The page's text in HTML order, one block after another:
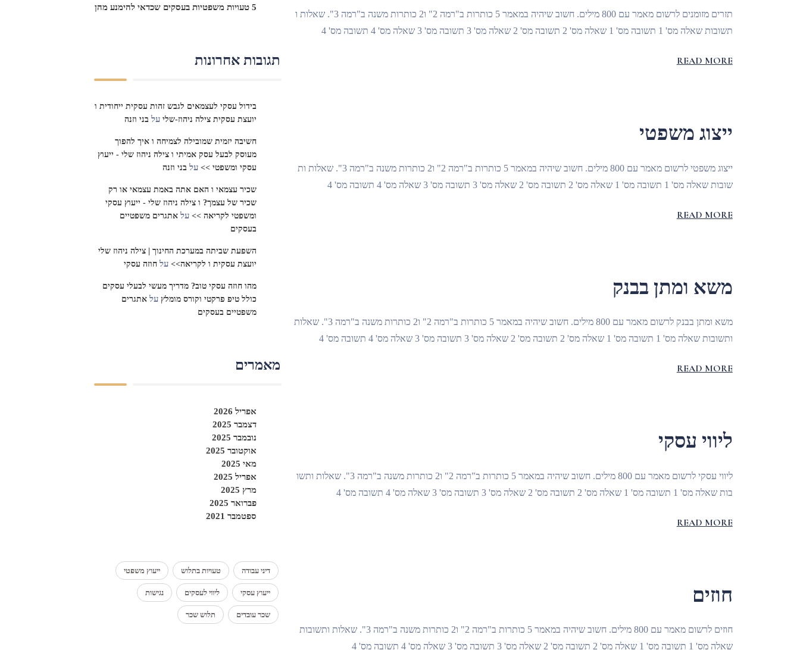
תזרים מזומנים לרשום מאמר עם 800 מילים. חשוב שיהיה במאמר 5 כותרות ב"רמה 2" ו2 כותרות משנה ב"רמה 3". שאלות ו
תשובות שאלה מס' 1 תשובה מס' 1 שאלה מס' 2 תשובה מס' 2 שאלה מס' 3 תשובה מס' 3 שאלה מס' 4 תשובה מס' 4
READ MORE
ייצוג משפטי
ייצוג משפטי לרשום מאמר עם 800 מילים. חשוב שיהיה במאמר 5 כותרות ב"רמה 2" ו2 כותרות משנה ב"רמה 3". שאלות ות
שובות שאלה מס' 1 תשובה מס' 1 שאלה מס' 2 תשובה מס' 2 שאלה מס' 3 תשובה מס' 3 שאלה מס' 4 תשובה מס' 4
READ MORE
משא ומתן בבנק
משא ומתן בבנק לרשום מאמר עם 800 מילים. חשוב שיהיה במאמר 5 כותרות ב"רמה 2" ו2 כותרות משנה ב"רמה 3". שאלות
ותשובות שאלה מס' 1 תשובה מס' 1 שאלה מס' 2 תשובה מס' 2 שאלה מס' 3 תשובה מס' 3 שאלה מס' 4 תשובה מס' 4
READ MORE
ליווי עסקי
ליווי עסקי לרשום מאמר עם 800 מילים. חשוב שיהיה במאמר 5 כותרות ב"רמה 2" ו2 כותרות משנה ב"רמה 3". שאלות ותשו
בות שאלה מס' 1 תשובה מס' 1 שאלה מס' 2 תשובה מס' 2 שאלה מס' 3 תשובה מס' 3 שאלה מס' 4 תשובה מס' 4
READ MORE
חוזים
חוזים לרשום מאמר עם 800 מילים. חשוב שיהיה במאמר 5 כותרות ב"רמה 2" ו2 כותרות משנה ב"רמה 3". שאלות ותשובות
שאלה מס' 1 תשובה מס' 1 שאלה מס' 2 תשובה מס' 2 שאלה מס' 3 תשובה מס' 3 שאלה מס' 4 תשובה מס' 4
5 טעויות משפטיות בעסקים שכדאי להימנע מהן
תגובות אחרונות
בידול עסקי לעצמאים לגבש זהות עסקית ייחודית ו
יועצת עסקית צילה ניהוז-שלי עלבני וזנה
חשיבה יזמית שמובילה לצמיחה ו איך להפוך
מעוסק לבעל עסק אמיתי ו צילה ניהוז שלי - ייעוץ
עסקי ומשפטי >> עלבני וזנה
שכיר עצמאי ו האם אתה באמת עצמאי או רק
שכיר של עצמך? ו צילה ניהוז שלי - ייעוץ עסקי
ומשפטי לקריאה >> עלאתגרים משפטיים
בעסקים
השפעת שביתה במערכת החינוך | צילה ניהוז שלי
יועצת עסקית ו לקריאה>> עלחוזה עסקי
מהו חוזה עסקי טוב? מדריך מעשי לבעלי עסקים
כולל טיפ פרקטי וקורס מומלץ עלאתגרים
משפטיים בעסקים
מאמרים
אפריל 2026
דצמבר 2025
נובמבר 2025
אוקטובר 2025
מאי 2025
אפריל 2025
מרץ 2025
פברואר 2025
ספטמבר 2021
דיני עבודה טעויות בתלוש ייעוץ משפטי
ייעוץ עסקי ליווי לעסקים נגישות
שכר עובדים תלוש שכר